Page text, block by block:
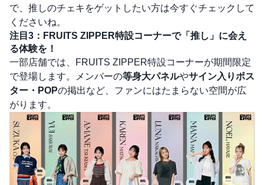
で、推しのチェキをゲットしたい方は今すぐチェックして
くださいね。
注目3：FRUITS ZIPPER特設コーナーで「推し」に会え
る体験を！
一部店舗では、FRUITS ZIPPER特設コーナーが期間限定
で登場します。メンバーの等身大パネルやサイン入りポス
ター・POPの掲出など、ファンにはたまらない空間が広
がります。